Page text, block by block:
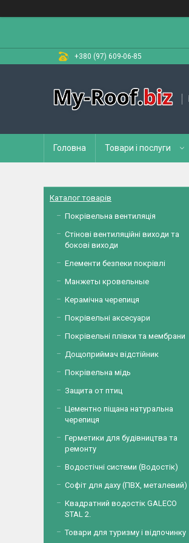
+380 (97) 609-06-85
Головна Товари і послуги
Каталог товарів
Покрівельна вентиляція
Стінові вентиляційні виходи та
бокові виходи
Елементи безпеки покрівлі
Манжеты кровельные
Керамічна черепиця
Покрівельні аксесуари
Покрівельні плівки та мембрани
Дощоприймач відстійник
Покрівельна мідь
Защита от птиц
Цементно піщана натуральна
черепиця
Герметики для будівництва та
ремонту
Водостічні системи (Водостік)
Софіт для даху (ПВХ, металевий)
Квадратний водостік GALECO
STAL 2.
Товари для туризму і відпочинку